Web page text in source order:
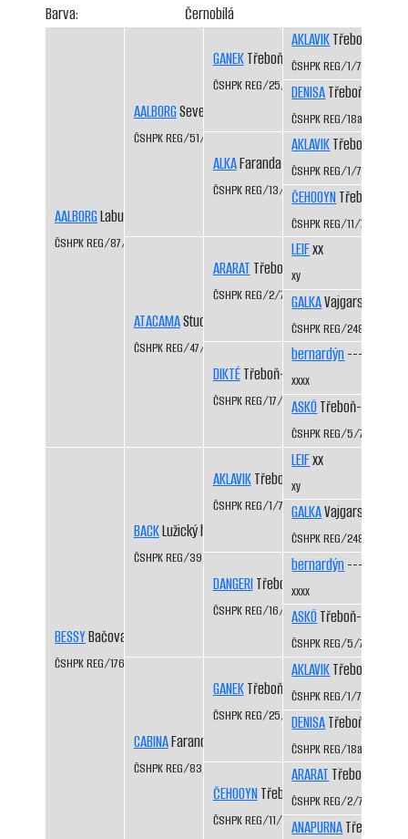
Barva: Černobílá
AALBORGLabutí řeka CS
ČSHPK REG/87/84
BESSYBačova koliba CS
ČSHPK REG/176/86/89
AALBORGSeverní vítr CS
ČSHPK REG/51/83
ATACAMAStudená Javořice
ČSHPK REG/47/83
BACKLužický hvozd CS
ČSHPK REG/39/84/87
CABINAFaranda CS
ČSHPK REG/83/84
GANEKTřeboň-Kopeček CS
ČSHPK REG/25/82
ALKAFaranda CS
ČSHPK REG/13/81
ARARAT Třeboň-Kopeček CS
ČSHPK REG/2/77
DIKTÉTřeboň-Kopeček CS
ČSHPK REG/17/81
AKLAVIKTřeboň-Kopeček CS
ČSHPK REG/1/77
DANGERITřeboň-Kopeček CS
ČSHPK REG/16/81
GANEKTřeboň-Kopeček CS
ČSHPK REG/25/82
ČEHOOYNTřeboň-Kopeček CS
ČSHPK REG/11/79
AKLAVIKTřeboň-
ČSHPK REG/1/77
DENISATřeboň-
ČSHPK REG/18a/81
AKLAVIKTřeboň-
ČSHPK REG/1/77
ČEHOOYNTřeboň-
ČSHPK REG/11/79
LEIFxx
xy
GALKAVajgarské vrchy
ČSHPK REG/2484/72
bernardýn----
xxxx
ASKÖTřeboň-Kopeček
ČSHPK REG/5/77
LEIFxx
xy
GALKAVajgarské vrchy
ČSHPK REG/2484/72
bernardýn----
xxxx
ASKÖTřeboň-Kopeček
ČSHPK REG/5/77
AKLAVIKTřeboň-
ČSHPK REG/1/77
DENISATřeboň-
ČSHPK REG/18a/81
ARARAT Třeboň-
ČSHPK REG/2/77
ANAPURNATřeboň-